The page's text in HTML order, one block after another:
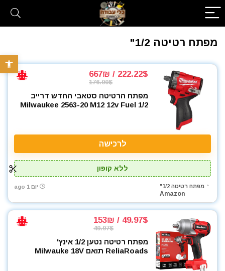
פתח
מפתח רטיטה 1/2"
222.22$ / 667₪
176.00$
מפתח הרטיטה סטאבי החדש דרייב
Milwaukee 2563-20 M12 12v Fuel 1/2
לרכישה
ללא קופון
מפתח רטיטה 1/2"
Amazon
יום 1 ago
49.97$ / 153₪
49.97$
מפתח רטיטה נטען ‎1/2 אינץ'
ReliaRoads תואם Milwauke 18V